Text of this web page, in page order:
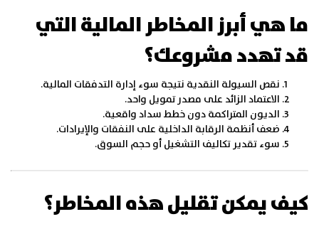
ما هي أبرز المخاطر المالية التي
قد تهدد مشروعك؟
نقص السيولة النقدية نتيجة سوء إدارة التدفقات المالية.
الاعتماد الزائد على مصدر تمويل واحد.
الديون المتراكمة دون خطط سداد واقعية.
ضعف أنظمة الرقابة الداخلية على النفقات والإيرادات.
سوء تقدير تكاليف التشغيل أو حجم السوق.
كيف يمكن تقليل هذه المخاطر؟